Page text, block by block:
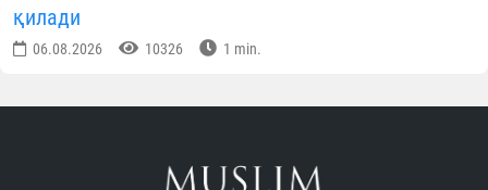
имтиҳонлари бошланди
07.08.2026 6601 1 min.